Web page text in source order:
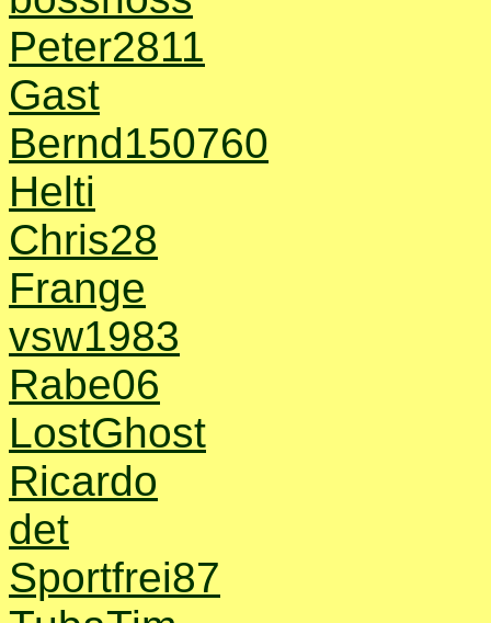
Peter2811
Gast
Bernd150760
Helti
Chris28
Frange
vsw1983
Rabe06
LostGhost
Ricardo
det
Sportfrei87